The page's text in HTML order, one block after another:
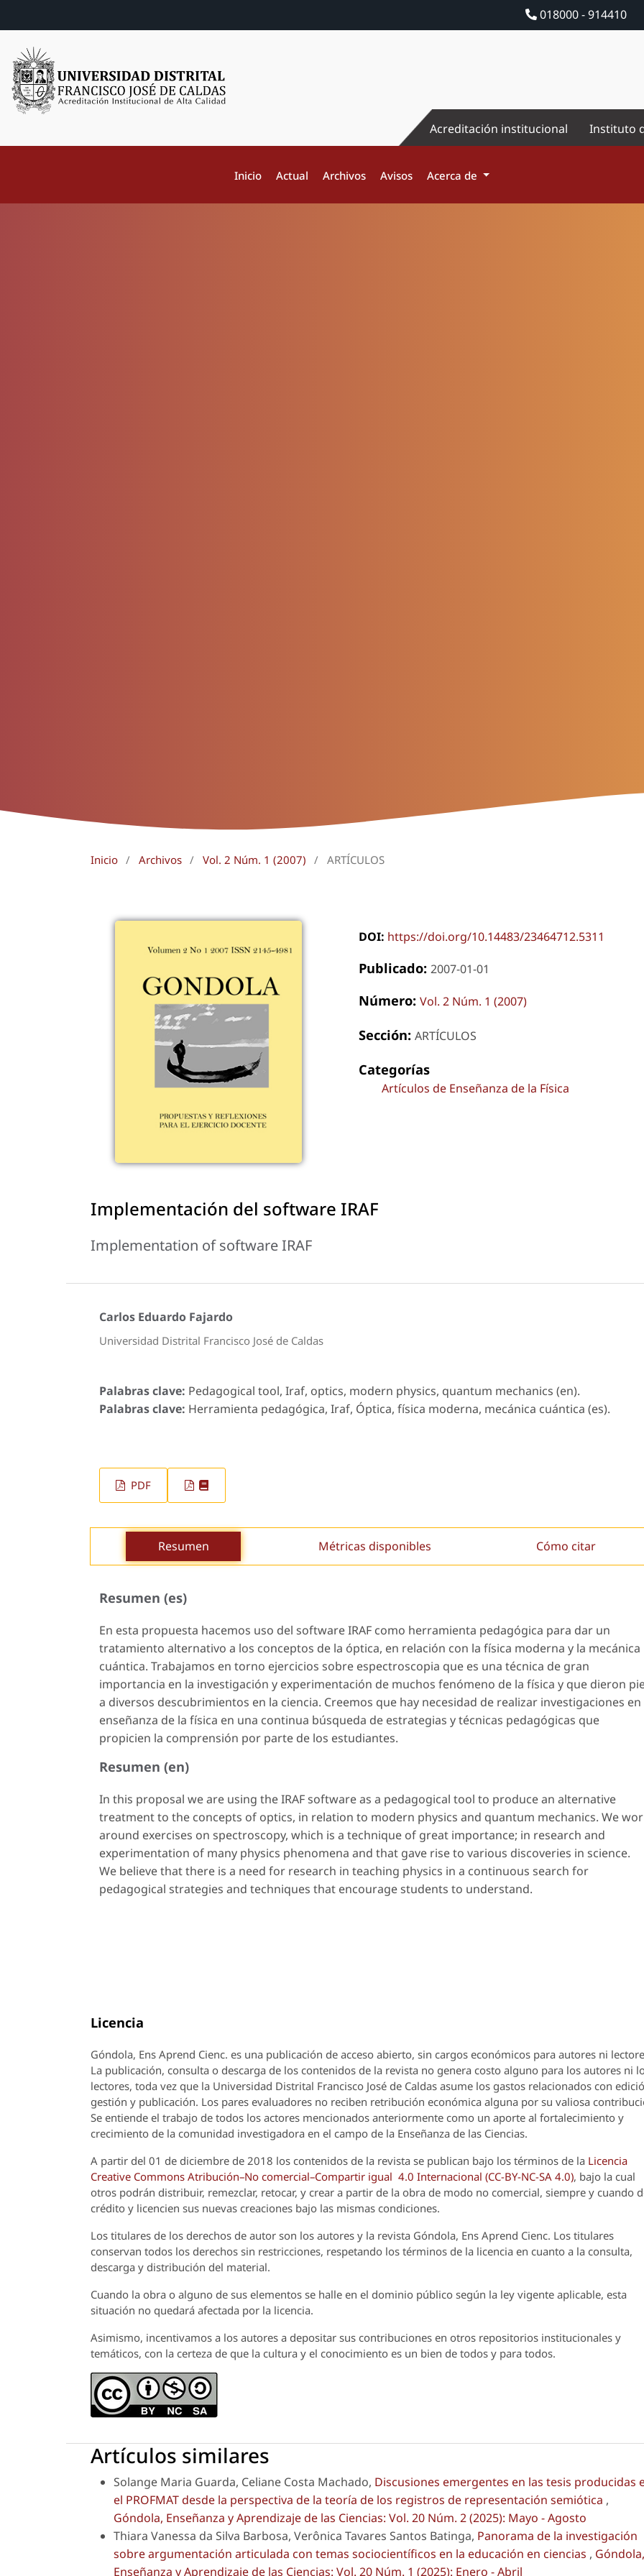
018000 - 914410
Acreditación institucional Instituto
Inicio Actual Archivos Avisos Acerca de
Inicio / Archivos / Vol. 2 Núm. 1 (2007) / ARTÍCULOS
DOI: https://doi.org/10.14483/23464712.5311
Publicado: 2007-01-01
Número: Vol. 2 Núm. 1 (2007)
Sección: ARTÍCULOS
Categorías
Artículos de Enseñanza de la Física
Implementación del software IRAF
Implementation of software IRAF
Carlos Eduardo Fajardo
Universidad Distrital Francisco José de Caldas
Palabras clave: Pedagogical tool, Iraf, optics, modern physics, quantum mechanics (en).
Palabras clave: Herramienta pedagógica, Iraf, Óptica, física moderna, mecánica cuántica (es).
PDF
Resumen Métricas disponibles Cómo citar
Resumen (es)
En esta propuesta hacemos uso del software IRAF como herramienta pedagógica para dar un
tratamiento alternativo a los conceptos de la óptica, en relación con la física moderna y la mecánica
cuántica. Trabajamos en torno ejercicios sobre espectroscopia que es una técnica de gran
importancia en la investigación y experimentación de muchos fenómeno de la física y que dieron
a diversos descubrimientos en la ciencia. Creemos que hay necesidad de realizar investigaciones en
enseñanza de la física en una continua búsqueda de estrategias y técnicas pedagógicas que
propicien la comprensión por parte de los estudiantes.
Resumen (en)
In this proposal we are using the IRAF software as a pedagogical tool to produce an alternative
treatment to the concepts of optics, in relation to modern physics and quantum mechanics. We
around exercises on spectroscopy, which is a technique of great importance; in research and
experimentation of many physics phenomena and that gave rise to various discoveries in science.
We believe that there is a need for research in teaching physics in a continuous search for
pedagogical strategies and techniques that encourage students to understand.
Licencia
Góndola, Ens Aprend Cienc. es una publicación de acceso abierto, sin cargos económicos para autores ni
La publicación, consulta o descarga de los contenidos de la revista no genera costo alguno para los autores ni
lectores, toda vez que la Universidad Distrital Francisco José de Caldas asume los gastos relacionados con
gestión y publicación. Los pares evaluadores no reciben retribución económica alguna por su valiosa
Se entiende el trabajo de todos los actores mencionados anteriormente como un aporte al fortalecimiento y
crecimiento de la comunidad investigadora en el campo de la Enseñanza de las Ciencias.
A partir del 01 de diciembre de 2018 los contenidos de la revista se publican bajo los términos de la Licencia
Creative Commons Atribución–No comercial–Compartir igual 4.0 Internacional (CC-BY-NC-SA 4.0), bajo la cual
otros podrán distribuir, remezclar, retocar, y crear a partir de la obra de modo no comercial, siempre y cuando
crédito y licencien sus nuevas creaciones bajo las mismas condiciones.
Los titulares de los derechos de autor son los autores y la revista Góndola, Ens Aprend Cienc. Los titulares
conservan todos los derechos sin restricciones, respetando los términos de la licencia en cuanto a la consulta,
descarga y distribución del material.
Cuando la obra o alguno de sus elementos se halle en el dominio público según la ley vigente aplicable, esta
situación no quedará afectada por la licencia.
Asimismo, incentivamos a los autores a depositar sus contribuciones en otros repositorios institucionales y
temáticos, con la certeza de que la cultura y el conocimiento es un bien de todos y para todos.
Artículos similares
Solange Maria Guarda, Celiane Costa Machado, Discusiones emergentes en las tesis producidas
el PROFMAT desde la perspectiva de la teoría de los registros de representación semiótica ,
Góndola, Enseñanza y Aprendizaje de las Ciencias: Vol. 20 Núm. 2 (2025): Mayo - Agosto
Thiara Vanessa da Silva Barbosa, Verônica Tavares Santos Batinga, Panorama de la investigación
sobre argumentación articulada con temas sociocientíficos en la educación en ciencias , Góndola,
Enseñanza y Aprendizaje de las Ciencias: Vol. 20 Núm. 1 (2025): Enero - Abril